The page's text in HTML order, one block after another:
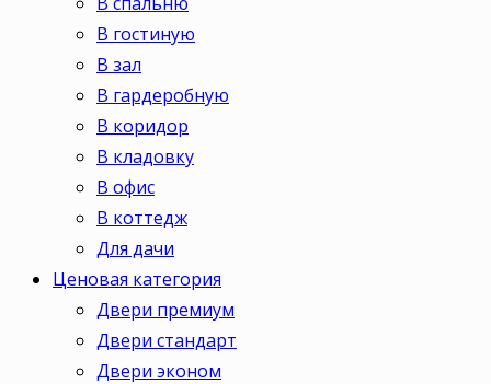
В гостиную
В зал
В гардеробную
В коридор
В кладовку
В офис
В коттедж
Для дачи
Ценовая категория
Двери премиум
Двери стандарт
Двери эконом